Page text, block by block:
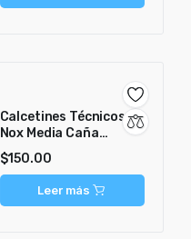
Calcetines Técnicos
Nox Media Caña
Negro/Naranja
$150.00
Leer más